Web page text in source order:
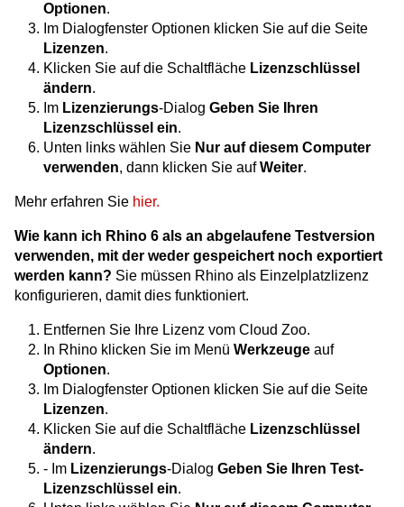
Optionen.
Im Dialogfenster Optionen klicken Sie auf die Seite
Lizenzen.
Klicken Sie auf die Schaltfläche Lizenzschlüssel
ändern.
Im Lizenzierungs-Dialog Geben Sie Ihren
Lizenzschlüssel ein.
Unten links wählen Sie Nur auf diesem Computer
verwenden, dann klicken Sie aufWeiter.
Mehr erfahren Sie hier.
Wie kann ich Rhino 6 als an abgelaufene Testversion
verwenden, mit der weder gespeichert noch exportiert
werden kann? Sie müssen Rhino als Einzelplatzlizenz
konfigurieren, damit dies funktioniert.
Entfernen Sie Ihre Lizenz vom Cloud Zoo.
In Rhino klicken Sie im Menü Werkzeuge auf
Optionen.
Im Dialogfenster Optionen klicken Sie auf die Seite
Lizenzen.
Klicken Sie auf die Schaltfläche Lizenzschlüssel
ändern.
- Im Lizenzierungs-Dialog Geben Sie Ihren Test-
Lizenzschlüssel ein.